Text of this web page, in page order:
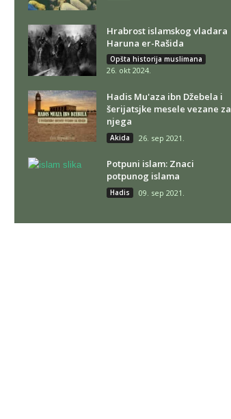
Hrabrost islamskog vladara
Haruna er-Rašida
Opšta historija muslimana
26. okt 2024.
Hadis Mu'aza ibn Džebela i
šerijatsjke mesele vezane za
njega
Akida 26. sep 2021.
Potpuni islam: Znaci
potpunog islama
Hadis 09. sep 2021.